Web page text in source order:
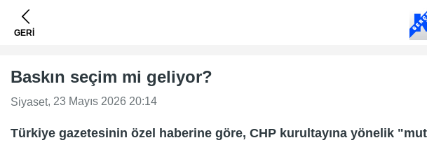
GERİ
Baskın seçim mi geliyor?
Siyaset, 23 Mayıs 2026 20:14
Türkiye gazetesinin özel haberine göre, CHP kurultayına yönelik